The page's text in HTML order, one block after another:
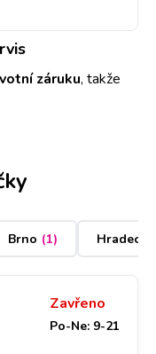
záruku, takže
Brno (1) Hradec
Zavřeno
Po-Ne: 9-21